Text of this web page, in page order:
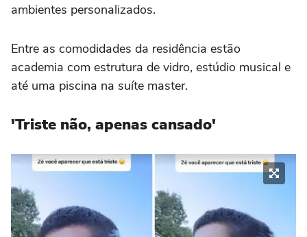
ambientes personalizados.
Entre as comodidades da residência estão
academia com estrutura de vidro, estúdio musical e
até uma piscina na suíte master.
'Triste não, apenas cansado'